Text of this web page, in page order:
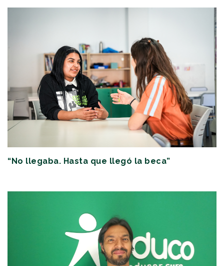
“No llegaba. Hasta que llegó la beca”